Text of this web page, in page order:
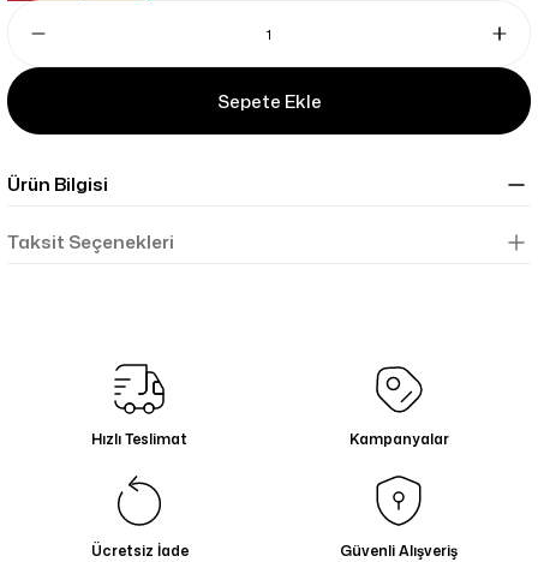
Sepete Ekle
Ürün Bilgisi
Taksit Seçenekleri
Hızlı Teslimat Kampanyalar
Ücretsiz İade Güvenli Alışveriş